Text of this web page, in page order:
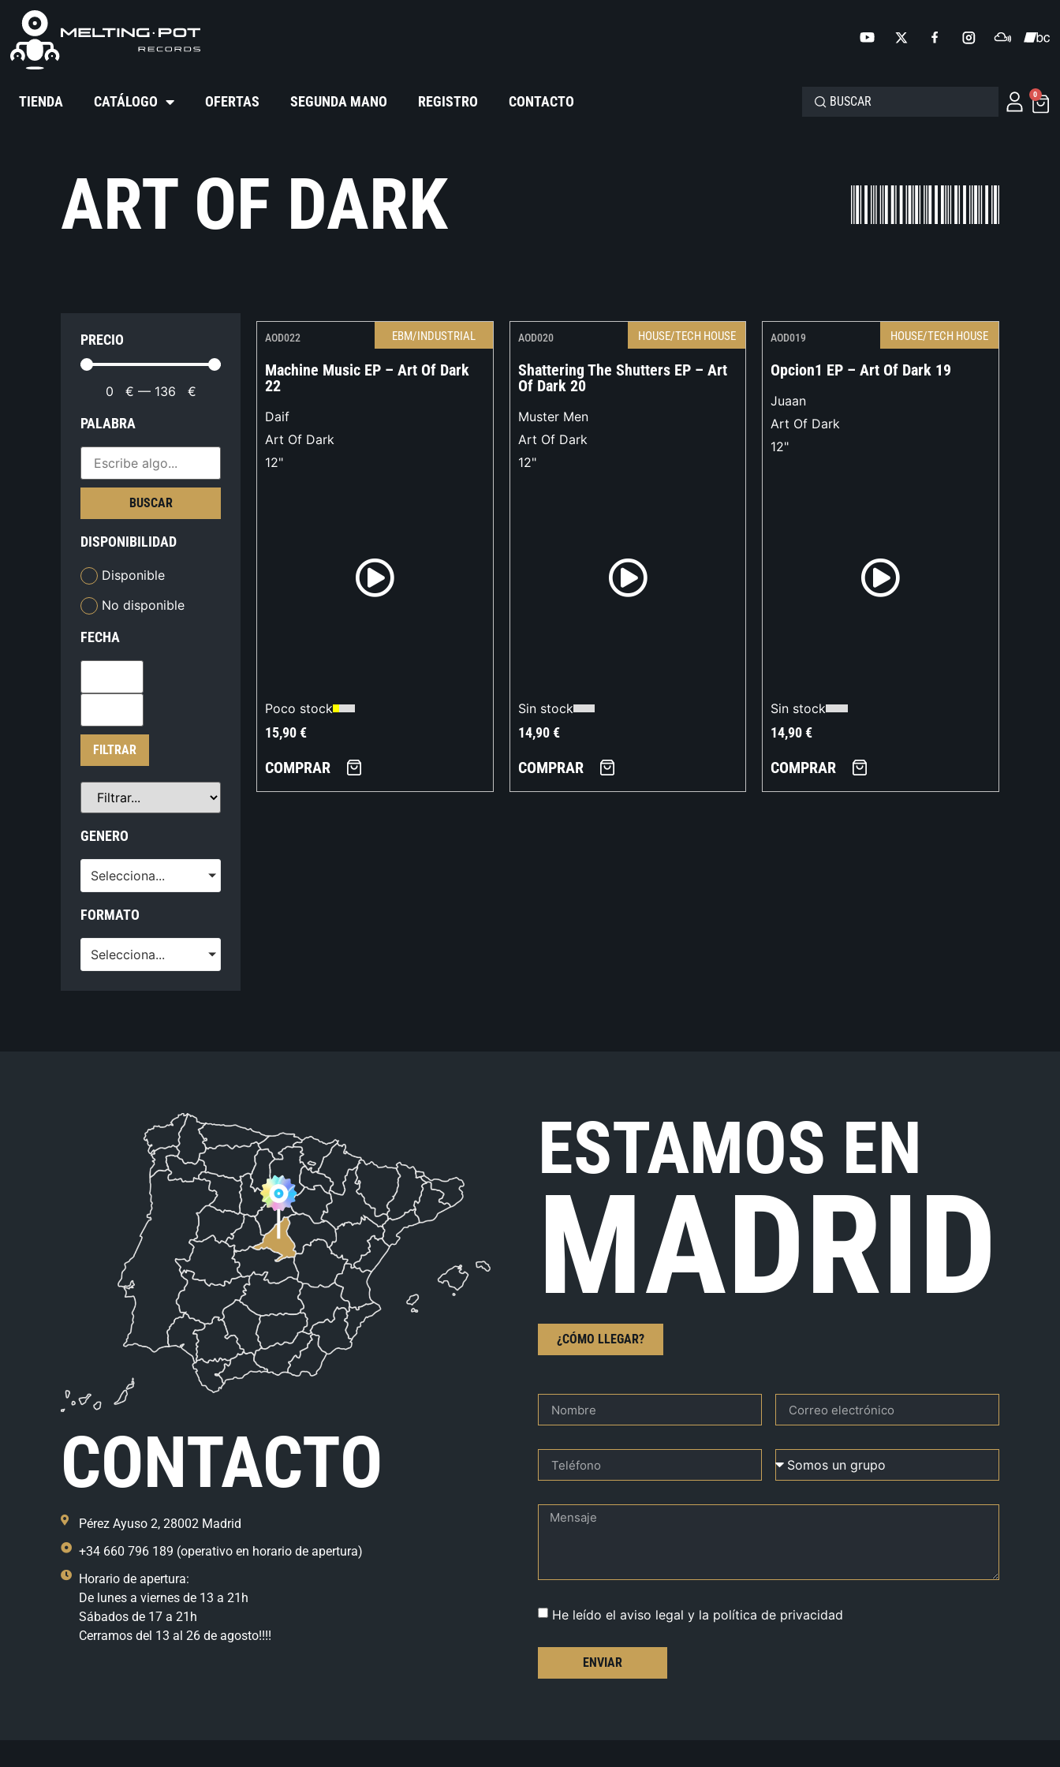
TIENDA CATÁLOGO OFERTAS SEGUNDA MANO REGISTRO CONTACTO 0
ART OF DARK
PRECIO
0 € — 136 €
PALABRA
BUSCAR
DISPONIBILIDAD
Disponible
No disponible
FECHA
FILTRAR
GENERO
Selecciona...
FORMATO
Selecciona...
AOD022 EBM/INDUSTRIAL
Machine Music EP – Art Of Dark
22
Daif
Art Of Dark
12"
Poco stock
15,90€
COMPRAR
AOD020 HOUSE/TECH HOUSE
Shattering The Shutters EP – Art
Of Dark 20
Muster Men
Art Of Dark
12"
Sin stock
14,90€
COMPRAR
AOD019 HOUSE/TECH HOUSE
Opcion1 EP – Art Of Dark 19
Juaan
Art Of Dark
12"
Sin stock
14,90€
COMPRAR
CONTACTO
Pérez Ayuso 2, 28002 Madrid
+34 660 796 189 (operativo en horario de apertura)
Horario de apertura:
De lunes a viernes de 13 a 21h
Sábados de 17 a 21h
Cerramos del 13 al 26 de agosto!!!!
ESTAMOS EN
MADRID
¿CÓMO LLEGAR?
He leído el aviso legal y la política de privacidad
ENVIAR